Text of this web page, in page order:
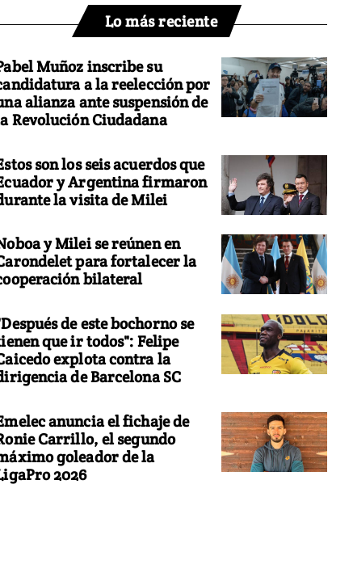
Lo más reciente
Muñoz inscribe su
a la reelección por
alianza ante suspensión de
Revolución Ciudadana
son los seis acuerdos que
y Argentina firmaron
la visita de Milei
y Milei se reúnen en
para fortalecer la
bilateral
de este bochorno se
que ir todos": Felipe
explota contra la
de Barcelona SC
anuncia el fichaje de
Carrillo, el segundo
goleador de la
2026